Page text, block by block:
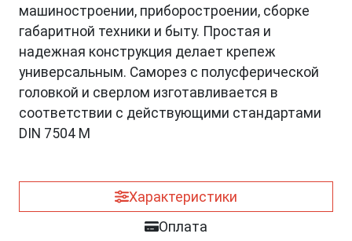
машиностроении, приборостроении, сборке
габаритной техники и быту. Простая и
надежная конструкция делает крепеж
универсальным. Саморез с полусферической
головкой и сверлом изготавливается в
соответствии с действующими стандартами
DIN 7504 M
Характеристики
Оплата